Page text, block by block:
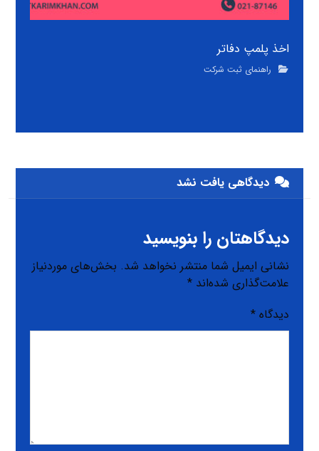
اخذ پلمپ دفاتر
راهنمای ثبت شرکت
دیدگاهی یافت نشد
دیدگاهتان را بنویسید
نشانی ایمیل شما منتشر نخواهد شد. بخش‌های موردنیاز
علامت‌گذاری شده‌اند*
دیدگاه*